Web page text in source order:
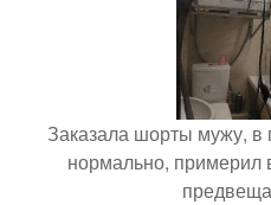
Заказала шорты мужу, в
нормально, примерил